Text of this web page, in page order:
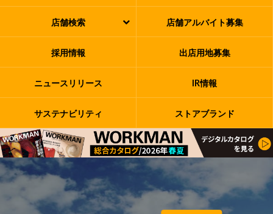
店舗検索 店舗アルバイト募集
採用情報 出店用地募集
ニュースリリース IR情報
サステナビリティ ストアブランド